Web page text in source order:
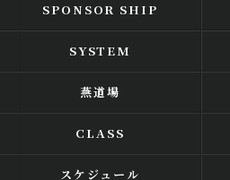
SPONSOR SHIP
SYSTEM
燕道場
CLASS
スケジュール